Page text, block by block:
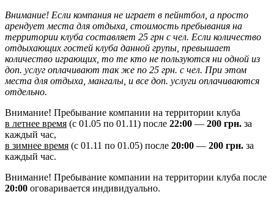
Внимание! Если компания не играет в пейнтбол, а просто
арендует места для отдыха, стоимость пребывания на
территории клуба составляет 25 грн с чел. Если количество
отдыхающих гостей клуба данной групы, превышает
количество играющих, то те кто не пользуются ни одной из
доп. услуг оплачивают так же по 25 грн. с чел. При этом
места для отдыха, мангалы, и все доп. услуги оплачиваются
отдельно.
Внимание! Пребывание компании на территории клуба
в летнее время (с 01.05 по 01.11) после 22:00 — 200 грн. за
каждый час,
в зимнее время (с 01.11 по 01.05) после 20:00 — 200 грн. за
каждый час.
Внимание! Пребывание компании на территории клуба после
20:00 оговаривается индивидуально.